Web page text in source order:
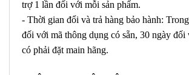
trợ 1 lần đối với mỗi sản phẩm.
- Thời gian đổi và trả hàng bảo hành:
đối với mã thông dụng có sẵn, 30 ngày
có phải đặt main hãng.